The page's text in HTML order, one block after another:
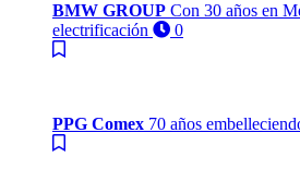
BMW GROUP Con 30 años en
electrificación
0
PPG Comex 70 años